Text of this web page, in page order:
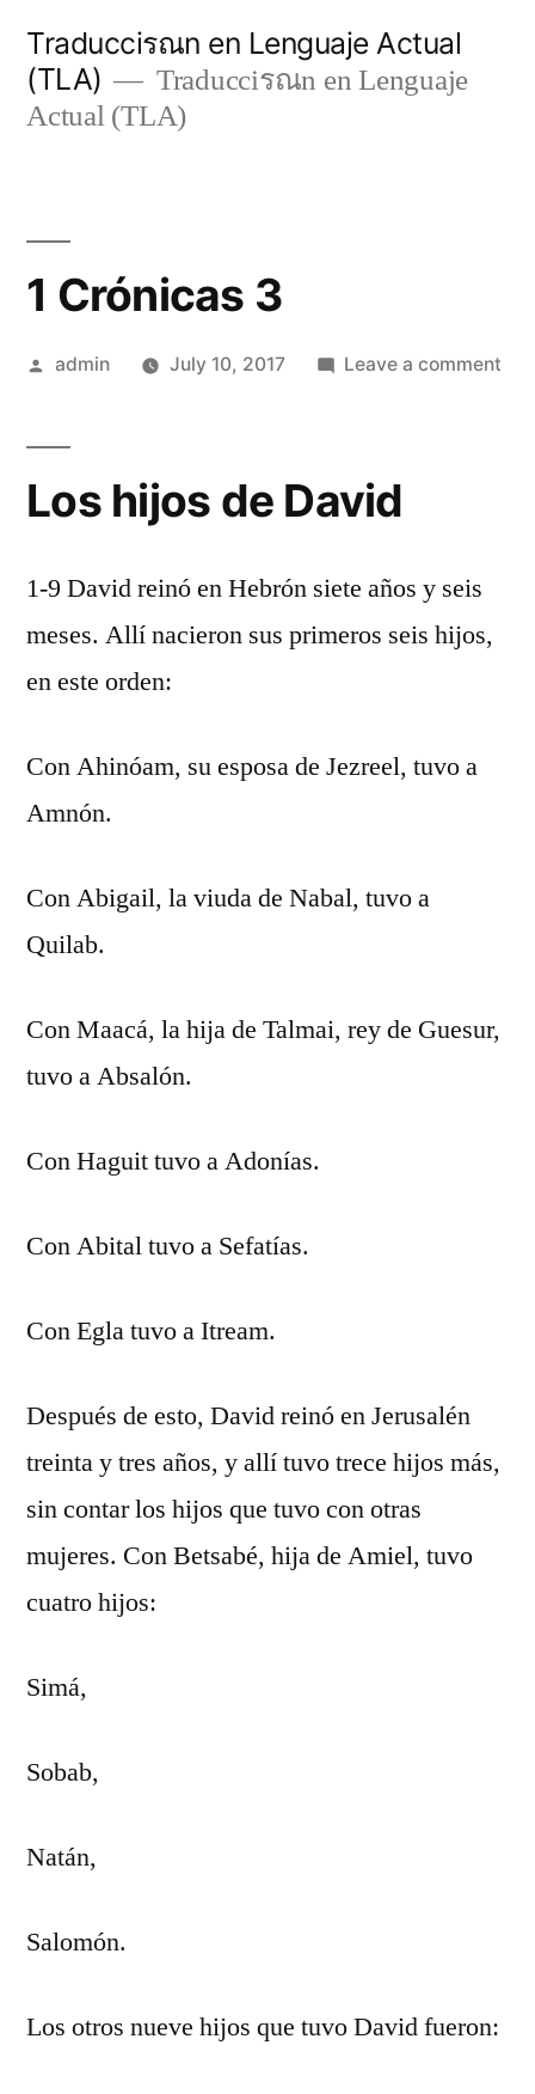
content
Traducciรณn en Lenguaje Actual
(TLA)
Traducciรณn en Lenguaje
Actual (TLA)
1 Crónicas 3
Posted
admin July 10, 2017 Leave a comment
Los hijos de David
1-9 David reinó en Hebrón siete años y seis
meses. Allí nacieron sus primeros seis hijos,
en este orden:
Con Ahinóam, su esposa de Jezreel, tuvo a
Amnón.
Con Abigail, la viuda de Nabal, tuvo a
Quilab.
Con Maacá, la hija de Talmai, rey de Guesur,
tuvo a Absalón.
Con Haguit tuvo a Adonías.
Con Abital tuvo a Sefatías.
Con Egla tuvo a Itream.
Después de esto, David reinó en Jerusalén
treinta y tres años, y allí tuvo trece hijos más,
sin contar los hijos que tuvo con otras
mujeres. Con Betsabé, hija de Amiel, tuvo
cuatro hijos:
Simá,
Sobab,
Natán,
Salomón.
Los otros nueve hijos que tuvo David fueron: